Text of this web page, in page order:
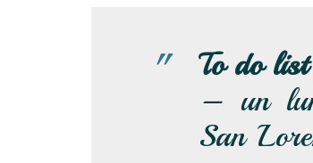
To do
– un
San